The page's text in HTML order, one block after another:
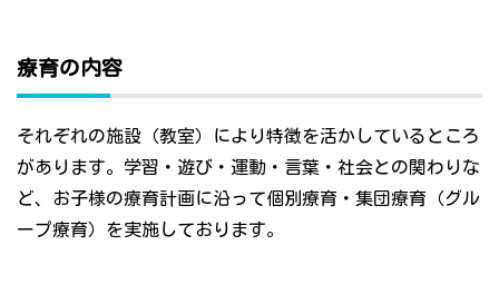
療育の内容
それぞれの施設（教室）により特徴を活かしているところ
があります。学習・遊び・運動・言葉・社会との関わりな
ど、お子様の療育計画に沿って個別療育・集団療育（グル
ープ療育）を実施しております。